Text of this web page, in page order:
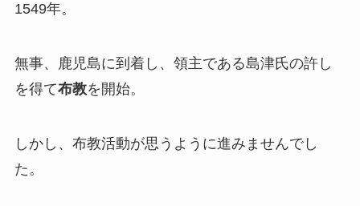
1549年。
無事、鹿児島に到着し、領主である島津氏の許し
を得て布教を開始。
しかし、布教活動が思うように進みませんでし
た。